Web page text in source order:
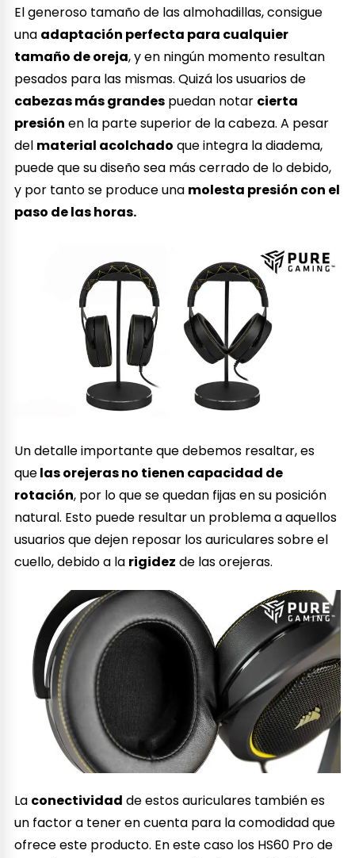
El generoso tamaño de las almohadillas, consigue
una adaptación perfecta para cualquier
tamaño de oreja, y en ningún momento resultan
pesados para las mismas. Quizá los usuarios de
cabezas más grandes puedan notar cierta
presión en la parte superior de la cabeza. A pesar
del material acolchado que integra la diadema,
puede que su diseño sea más cerrado de lo debido,
y por tanto se produce una molesta presión con el
paso de las horas.
Un detalle importante que debemos resaltar, es
quelas orejeras no tienen capacidad de
rotación, por lo que se quedan fijas en su posición
natural. Esto puede resultar un problema a aquellos
usuarios que dejen reposar los auriculares sobre el
cuello, debido a la rigidez de las orejeras.
La conectividad de estos auriculares también es
un factor a tener en cuenta para la comodidad que
ofrece este producto. En este caso los HS60 Pro de